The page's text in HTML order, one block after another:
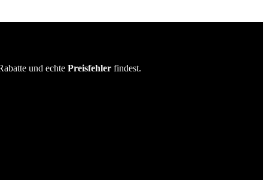
und echte Preisfehler findest.